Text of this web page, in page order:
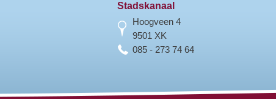
Stadskanaal
Hoogveen 4
9501 XK
085 - 273 74 64